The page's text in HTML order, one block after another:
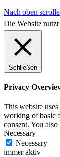
Nach oben
Die Website
Schließen
Privacy
This website
working of basic
consent. You
Necessary
Necessary
immer aktiv